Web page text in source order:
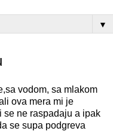
▼
vodom, sa mlakom
ova mera mi je
se ne raspadaju a ipak
se supa podgreva